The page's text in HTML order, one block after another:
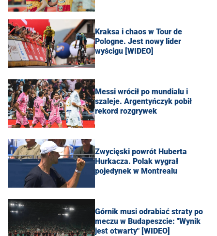
Kraksa i chaos w Tour de
Pologne. Jest nowy lider
wyścigu [WIDEO]
Messi wrócił po mundialu i
szaleje. Argentyńczyk pobił
rekord rozgrywek
Zwycięski powrót Huberta
Hurkacza. Polak wygrał
pojedynek w Montrealu
Górnik musi odrabiać straty po
meczu w Budapeszcie: "Wynik
jest otwarty" [WIDEO]